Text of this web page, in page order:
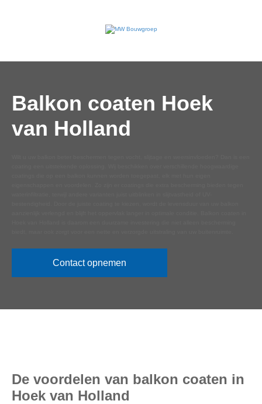
Balkon coaten Hoek
van Holland
Contact opnemen
De voordelen van balkon coaten in
Hoek van Holland